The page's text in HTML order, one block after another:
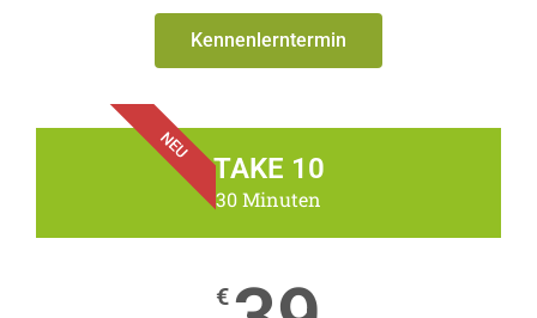
Kennenlerntermin
NEU
TAKE 10
30 Minuten
€